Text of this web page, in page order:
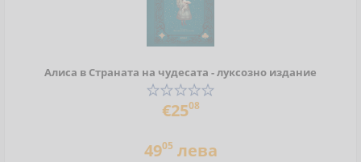
Алиса в Страната на чудесата - луксозно издание
€2508
4905 лева